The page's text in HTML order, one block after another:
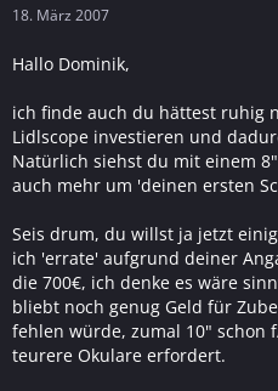
18. März 2007
Hallo Dominik,
ich finde auch du hättest ruhig
Lidlscope investieren und
Natürlich siehst du mit einem
auch mehr um 'deinen ersten
Seis drum, du willst ja jetzt
ich 'errate' aufgrund deiner
die 700€, ich denke es wäre
bliebt noch genug Geld für
fehlen würde, zumal 10" schon
teurere Okulare erfordert.